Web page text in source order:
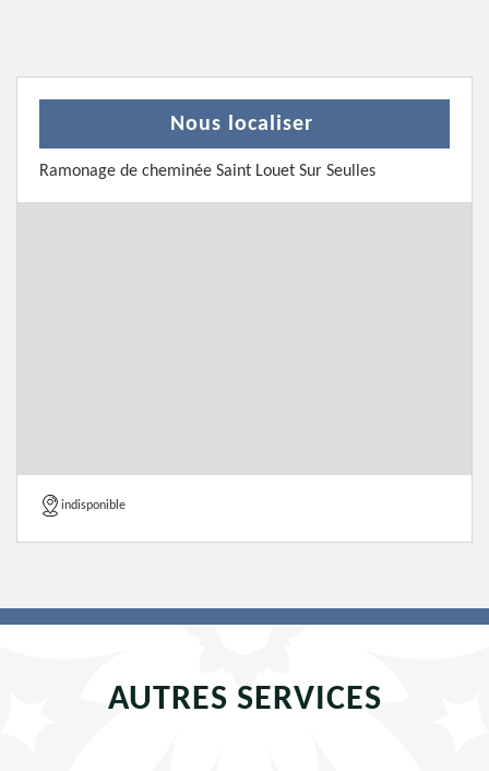
Nous localiser
Ramonage de cheminée Saint Louet Sur Seulles
indisponible
AUTRES SERVICES